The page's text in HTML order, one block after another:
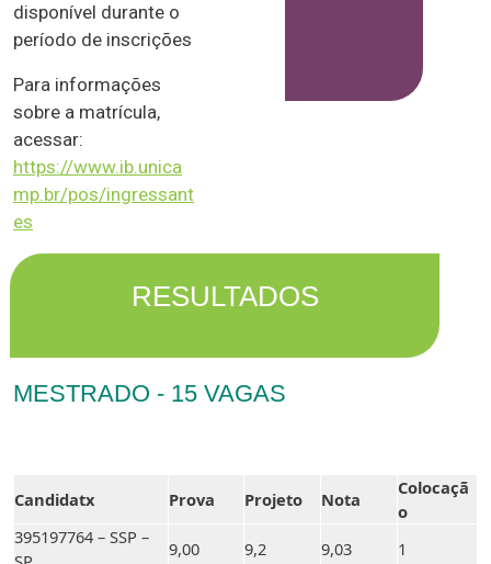
disponível durante o
período de inscrições
Para informações
sobre a matrícula,
acessar:
https://www.ib.unica
mp.br/pos/ingressant
es
RESULTADOS
MESTRADO - 15 VAGAS
Candidatx Prova Projeto Nota
Colocaçã
o
395197764 – SSP –
9,00 9,2 9,03
1